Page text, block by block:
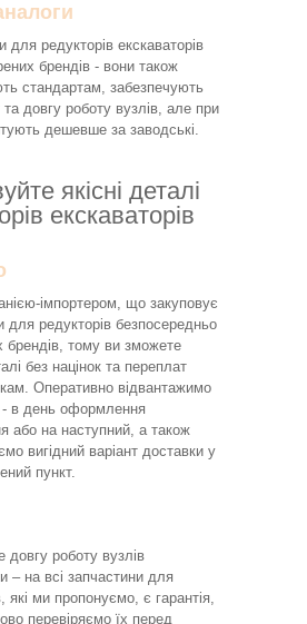
для редукторів екскаваторів
брендів - вони також
стандартам, забезпечують
довгу роботу вузлів, але при
дешевше за заводські.
якісні деталі
екскаваторів
імпортером, що закуповує
для редукторів безпосередньо
брендів, тому ви зможете
без націнок та переплат
Оперативно відвантажимо
- в день оформлення
або на наступний, а також
вигідний варіант доставки у
пункт.
довгу роботу вузлів
– на всі запчастини для
які ми пропонуємо, є гарантія,
перевіряємо їх перед